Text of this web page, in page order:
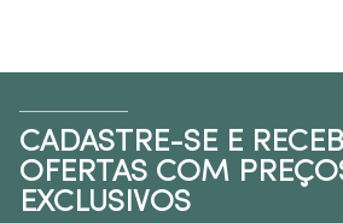
CADASTRE-SE E
OFERTAS COM
EXCLUSIVOS